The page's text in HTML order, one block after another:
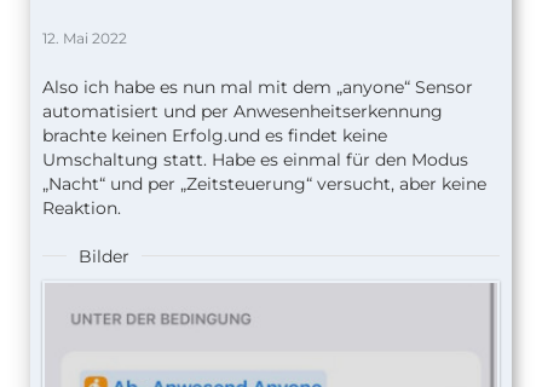
12. Mai 2022
Also ich habe es nun mal mit dem „anyone“ Sensor
automatisiert und per Anwesenheitserkennung
brachte keinen Erfolg.und es findet keine
Umschaltung statt. Habe es einmal für den Modus
„Nacht“ und per „Zeitsteuerung“ versucht, aber keine
Reaktion.
Bilder